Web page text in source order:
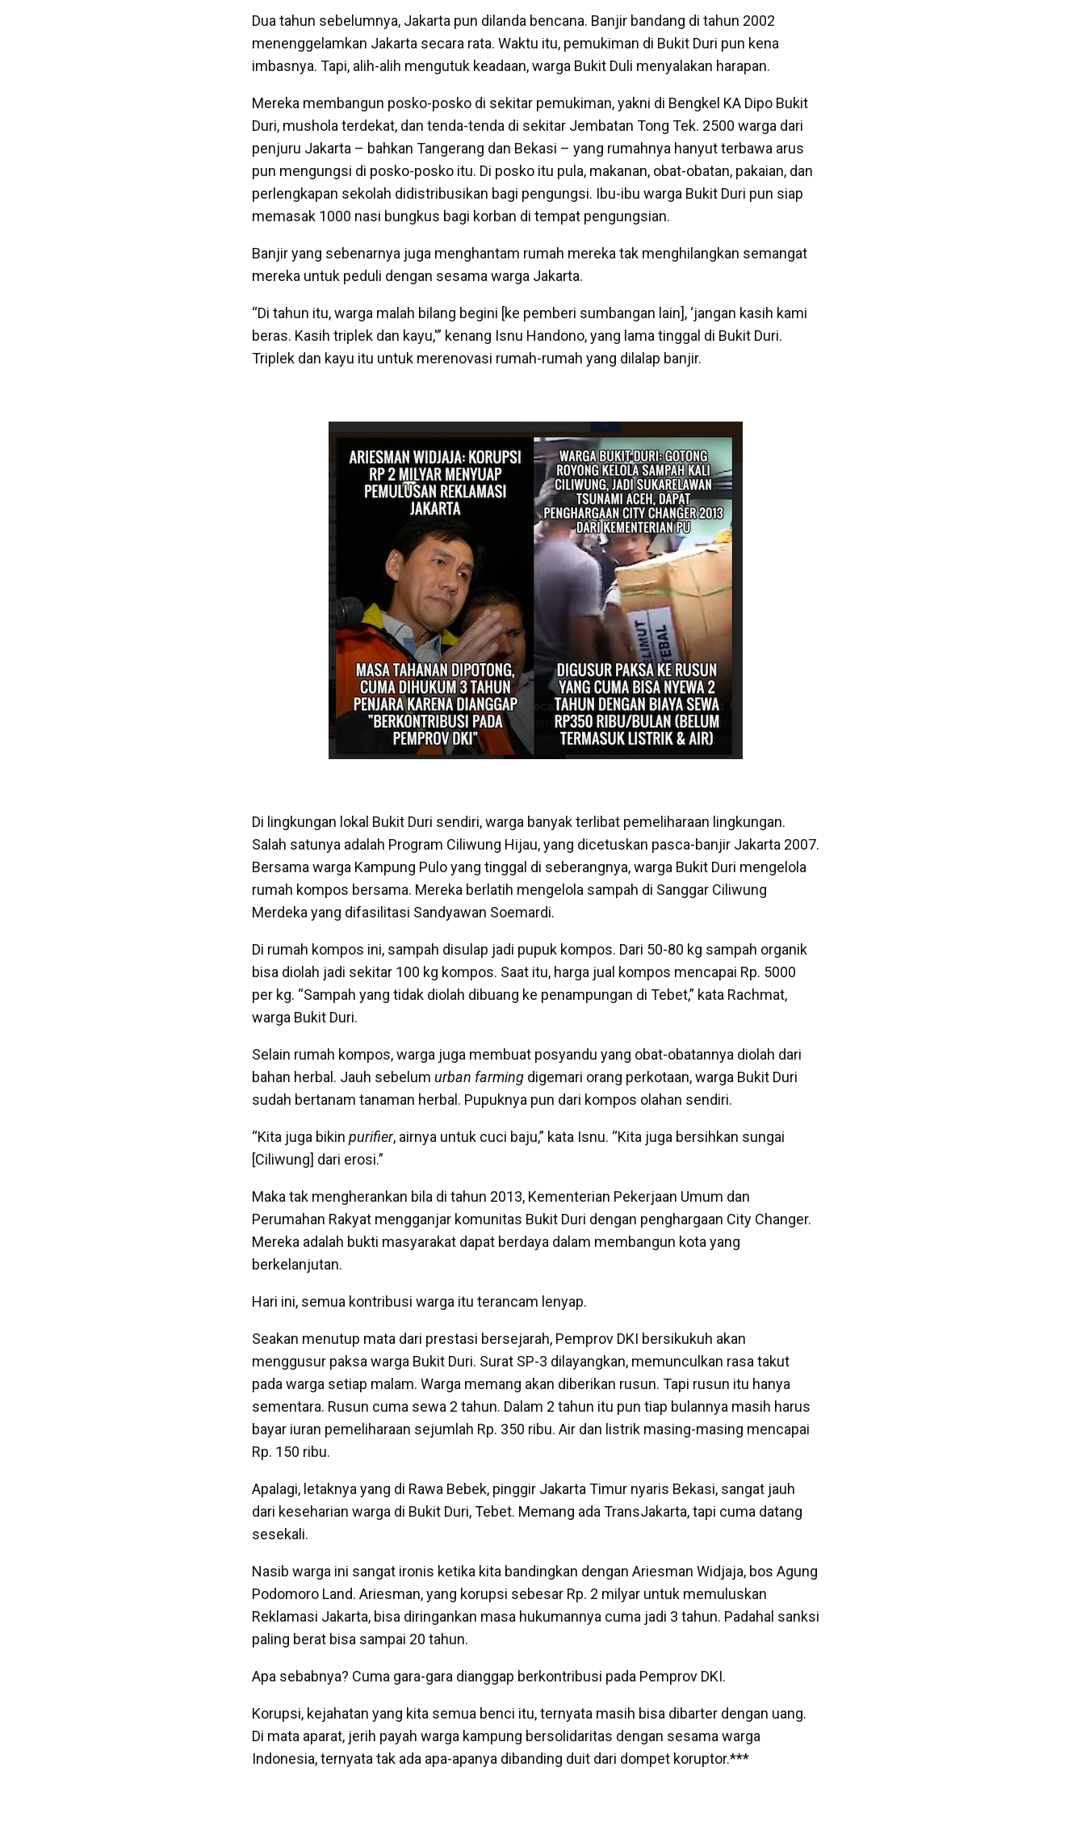
Dua tahun sebelumnya, Jakarta pun dilanda bencana. Banjir bandang di tahun 2002
menenggelamkan Jakarta secara rata. Waktu itu, pemukiman di Bukit Duri pun kena
imbasnya. Tapi, alih-alih mengutuk keadaan, warga Bukit Duli menyalakan harapan.
Mereka membangun posko-posko di sekitar pemukiman, yakni di Bengkel KA Dipo Bukit
Duri, mushola terdekat, dan tenda-tenda di sekitar Jembatan Tong Tek. 2500 warga dari
penjuru Jakarta – bahkan Tangerang dan Bekasi – yang rumahnya hanyut terbawa arus
pun mengungsi di posko-posko itu. Di posko itu pula, makanan, obat-obatan, pakaian, dan
perlengkapan sekolah didistribusikan bagi pengungsi. Ibu-ibu warga Bukit Duri pun siap
memasak 1000 nasi bungkus bagi korban di tempat pengungsian.
Banjir yang sebenarnya juga menghantam rumah mereka tak menghilangkan semangat
mereka untuk peduli dengan sesama warga Jakarta.
“Di tahun itu, warga malah bilang begini [ke pemberi sumbangan lain], ‘jangan kasih kami
beras. Kasih triplek dan kayu,'” kenang Isnu Handono, yang lama tinggal di Bukit Duri.
Triplek dan kayu itu untuk merenovasi rumah-rumah yang dilalap banjir.
Di lingkungan lokal Bukit Duri sendiri, warga banyak terlibat pemeliharaan lingkungan.
Salah satunya adalah Program Ciliwung Hijau, yang dicetuskan pasca-banjir Jakarta 2007.
Bersama warga Kampung Pulo yang tinggal di seberangnya, warga Bukit Duri mengelola
rumah kompos bersama. Mereka berlatih mengelola sampah di Sanggar Ciliwung
Merdeka yang difasilitasi Sandyawan Soemardi.
Di rumah kompos ini, sampah disulap jadi pupuk kompos. Dari 50-80 kg sampah organik
bisa diolah jadi sekitar 100 kg kompos. Saat itu, harga jual kompos mencapai Rp. 5000
per kg. “Sampah yang tidak diolah dibuang ke penampungan di Tebet,” kata Rachmat,
warga Bukit Duri.
Selain rumah kompos, warga juga membuat posyandu yang obat-obatannya diolah dari
bahan herbal. Jauh sebelum urban farming digemari orang perkotaan, warga Bukit Duri
sudah bertanam tanaman herbal. Pupuknya pun dari kompos olahan sendiri.
“Kita juga bikin purifier, airnya untuk cuci baju,” kata Isnu. “Kita juga bersihkan sungai
[Ciliwung] dari erosi.”
Maka tak mengherankan bila di tahun 2013, Kementerian Pekerjaan Umum dan
Perumahan Rakyat mengganjar komunitas Bukit Duri dengan penghargaan City Changer.
Mereka adalah bukti masyarakat dapat berdaya dalam membangun kota yang
berkelanjutan.
Hari ini, semua kontribusi warga itu terancam lenyap.
Seakan menutup mata dari prestasi bersejarah, Pemprov DKI bersikukuh akan
menggusur paksa warga Bukit Duri. Surat SP-3 dilayangkan, memunculkan rasa takut
pada warga setiap malam. Warga memang akan diberikan rusun. Tapi rusun itu hanya
sementara. Rusun cuma sewa 2 tahun. Dalam 2 tahun itu pun tiap bulannya masih harus
bayar iuran pemeliharaan sejumlah Rp. 350 ribu. Air dan listrik masing-masing mencapai
Rp. 150 ribu.
Apalagi, letaknya yang di Rawa Bebek, pinggir Jakarta Timur nyaris Bekasi, sangat jauh
dari keseharian warga di Bukit Duri, Tebet. Memang ada TransJakarta, tapi cuma datang
sesekali.
Nasib warga ini sangat ironis ketika kita bandingkan dengan Ariesman Widjaja, bos Agung
Podomoro Land. Ariesman, yang korupsi sebesar Rp. 2 milyar untuk memuluskan
Reklamasi Jakarta, bisa diringankan masa hukumannya cuma jadi 3 tahun. Padahal sanksi
paling berat bisa sampai 20 tahun.
Apa sebabnya? Cuma gara-gara dianggap berkontribusi pada Pemprov DKI.
Korupsi, kejahatan yang kita semua benci itu, ternyata masih bisa dibarter dengan uang.
Di mata aparat, jerih payah warga kampung bersolidaritas dengan sesama warga
Indonesia, ternyata tak ada apa-apanya dibanding duit dari dompet koruptor.***